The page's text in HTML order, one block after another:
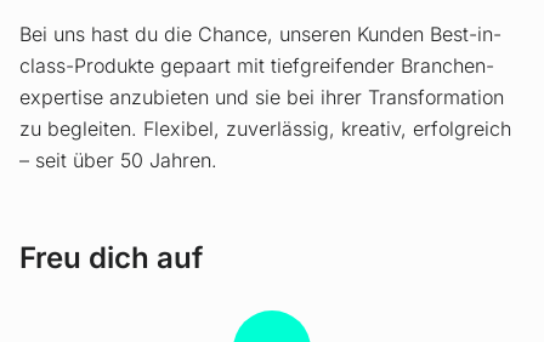
Bei uns hast du die Chance, unseren Kunden Best-in-
class-Produkte gepaart mit tiefgreifender Branchen­
expertise anzubieten und sie bei ihrer Transformation
zu begleiten. Flexibel, zuverlässig, kreativ, erfolgreich
– seit über 50 Jahren.
Freu dich auf